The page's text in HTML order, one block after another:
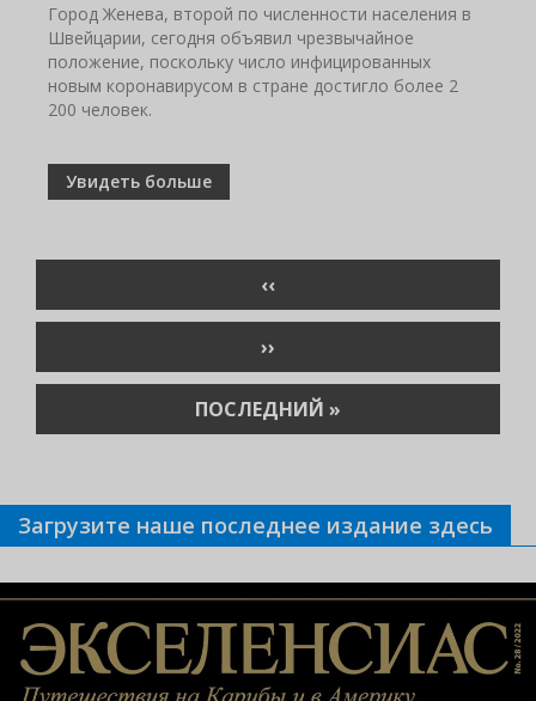
Город Женева, второй по численности населения в
Швейцарии, сегодня объявил чрезвычайное
положение, поскольку число инфицированных
новым коронавирусом в стране достигло более 2
200 человек.
Увидеть больше
ПРЕДЫДУЩАЯ
СТРАНИЦА
‹‹
СЛЕДУЮЩАЯ
СТРАНИЦА
››
ПОСЛЕДНЯЯ
СТРАНИЦА
ПОСЛЕДНИЙ »
Загрузите наше последнее издание здесь